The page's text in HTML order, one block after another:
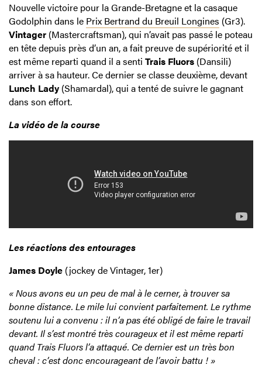
Nouvelle victoire pour la Grande-Bretagne et la casaque
Godolphin dans le Prix Bertrand du Breuil Longines (Gr3).
Vintager (Mastercraftsman), qui n’avait pas passé le poteau
en tête depuis près d’un an, a fait preuve de supériorité et il
est même reparti quand il a senti Trais Fluors (Dansili)
arriver à sa hauteur. Ce dernier se classe deuxième, devant
Lunch Lady (Shamardal), qui a tenté de suivre le gagnant
dans son effort.
La vidéo de la course
Les réactions des entourages
James Doyle (jockey de Vintager, 1er)
« Nous avons eu un peu de mal à le cerner, à trouver sa
bonne distance. Le mile lui convient parfaitement. Le rythme
soutenu lui a convenu : il n’a pas été obligé de faire le travail
devant. Il s’est montré très courageux et il est même reparti
quand Trais Fluors l’a attaqué. Ce dernier est un très bon
cheval : c’est donc encourageant de l’avoir battu ! »